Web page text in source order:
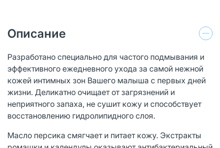
Описание
Разработано специально для частого подмывания и
эффективного ежедневного ухода за самой нежной
кожей интимных зон Вашего малыша с первых дней
жизни. Деликатно очищает от загрязнений и
неприятного запаха, не сушит кожу и способствует
восстановлению гидролипидного слоя.
Масло персика смягчает и питает кожу. Экстракты